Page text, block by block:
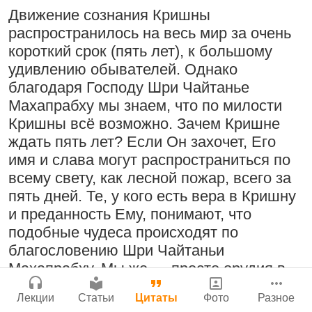
Бог, наука и атеизм, часть 2: Хвала
слушателям!
9:25 |17 июля 2024|
Атланта, Джорджия, США
Поклоняться Бхактивиноду Тхакуру,
исполняя его бхаджаны
1:14:02 | 12 сентября
2008|Бойсе, Айдахо, США
Радхарани — глава департамента
служений
1:05:35 | 7 сентября 2008|
У нас такое богатое наследие — книги
Шрилы Прабхупады
3 августа 2026|
Васуманах|Вишну-
сахасра-нама
Мы теряем нормальную жизнь и слава
Богу!
29 июля 2026|Васух|
Вишну-сахасра-нама
Богатство, которое не спрятать в
сундук
Движение сознания Кришны
распространилось на весь мир за очень
короткий срок (пять лет), к большому
удивлению обывателей. Однако
благодаря Господу Шри Чайтанье
Махапрабху мы знаем, что по милости
Кришны всё возможно. Зачем Кришне
ждать пять лет? Если Он захочет, Его
имя и слава могут распространиться по
всему свету, как лесной пожар, всего за
пять дней. Те, у кого есть вера в Кришну
и преданность Ему, понимают, что
подобные чудеса происходят по
благословению Шри Чайтаньи
Махапрабху. Мы же — просто орудия в
Его руках. Арджуна выиграл
ожесточенную битву на Курукшетре
Джанмаштами в Тбилиси 2025
Сайт
Войти|Регистрация|История версий
Инструкция
Лекции Статьи Цитаты Фото Разное